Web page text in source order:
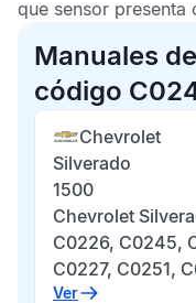
que sensor presenta
Manuales
código
Chevrolet
Silverado
1500
Chevrolet
C0226, C0245,
C0227, C0251,
Ver